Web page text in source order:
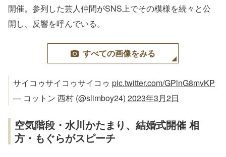
開催。参列した芸人仲間がSNS上でその模様を続々と公
開し、反響を呼んでいる。
すべての画像をみる
サイコゥサイコゥサイコゥ pic.twitter.com/GPlnG8mvKP
— コットン 西村 (@slimboy24) 2023年3月2日
空気階段・水川かたまり、結婚式開催 相
方・もぐらがスピーチ